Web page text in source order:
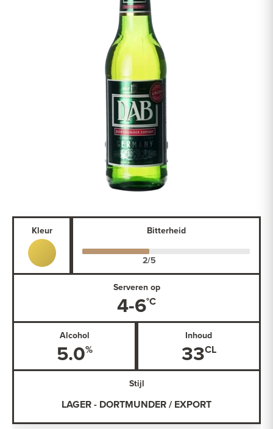
Kleur Bitterheid
Serveren op
4-6
Alcohol
5.0
Inhoud
33
Stijl
LAGER - DORTMUNDER / EXPORT